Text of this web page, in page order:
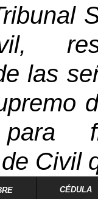
las
para
Civil
CÉDULA